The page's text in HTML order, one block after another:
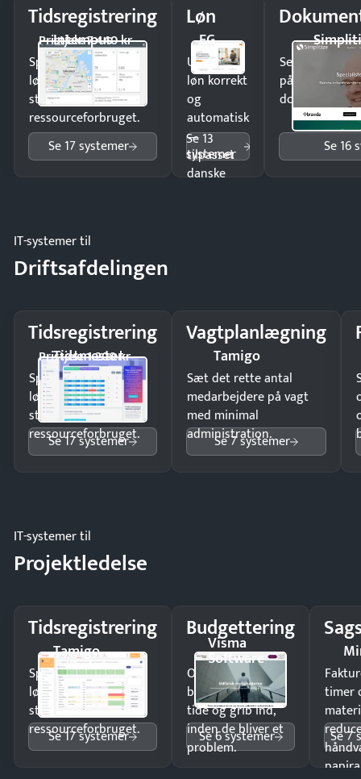
Tidsregistrering
Intempus
Pristjek: 7.440 kr
Spar tid på
lønberegning og få
styr på
ressourceforbruget.
Se 17 systemer
Løn
EG
Udbetal
løn korrekt
og
automatisk
—
tilpasset
danske
Se 13
systemer
Send
på minutter
dokumenter.
Se 16
IT-systemer til
Driftsafdelingen
Tidsregistrering
Tidsmester
Pristjek: 1.200 kr
Spar tid på
lønberegning og få
styr på
ressourceforbruget.
Se 17 systemer
Vagtplanlægning
Tamigo
Sæt det rette antal
medarbejdere på vagt
med minimal
administration.
Se 7 systemer
IT-systemer til
Projektledelse
Tidsregistrering
Tamigo
Spar tid på
lønberegning og få
styr på
ressourceforbruget.
Se 17 systemer
Budgettering
Visma
Software
Opdag
budgetafvigelser i
tide og grib ind,
inden de bliver et
problem.
Se 6 systemer
timer
Se 7